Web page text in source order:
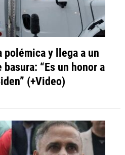
polémica y llega a un
“Es un honor a
(+Video)